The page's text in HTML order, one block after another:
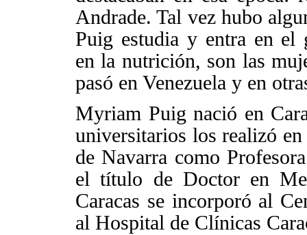
Andrade. Tal vez hubo
Puig estudia y entra en el
en la nutrición, son las
pasó en Venezuela y en
Myriam Puig nació en
universitarios los realizó
de Navarra como
el título de Doctor en
Caracas se incorporó al
al Hospital de Clínicas